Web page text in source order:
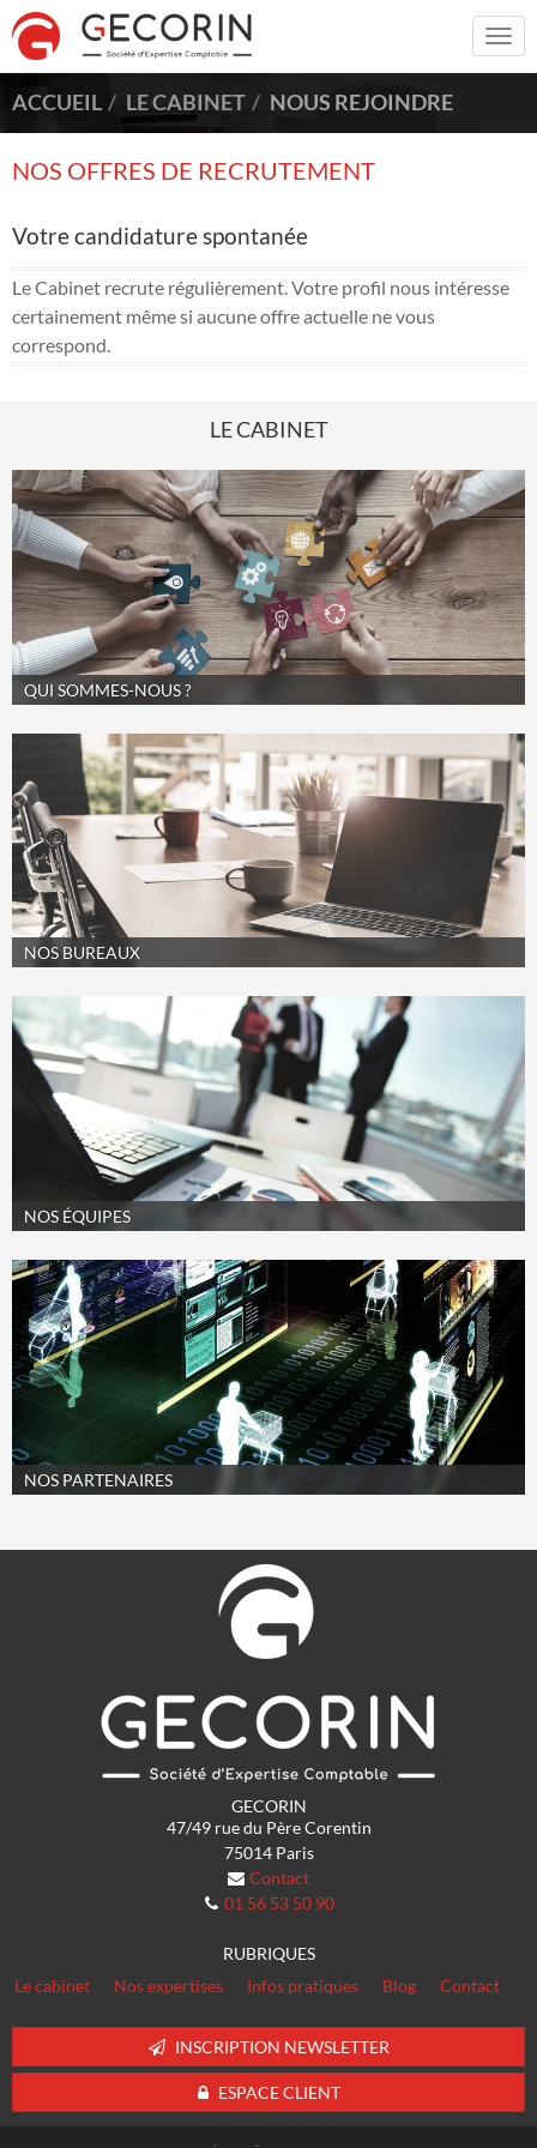
ACCUEIL LE CABINET NOUS REJOINDRE
NOS OFFRES DE RECRUTEMENT
Votre candidature spontanée
Le Cabinet recrute régulièrement. Votre profil nous intéresse
certainement même si aucune offre actuelle ne vous
correspond.
LE CABINET
QUI SOMMES-NOUS ?
NOS BUREAUX
NOS ÉQUIPES
NOS PARTENAIRES
GECORIN
47/49 rue du Père Corentin
75014 Paris
Contact
01 56 53 50 90
RUBRIQUES
Le cabinet
Nos expertises Infos pratiques Blog Contact
INSCRIPTION NEWSLETTER
ESPACE CLIENT